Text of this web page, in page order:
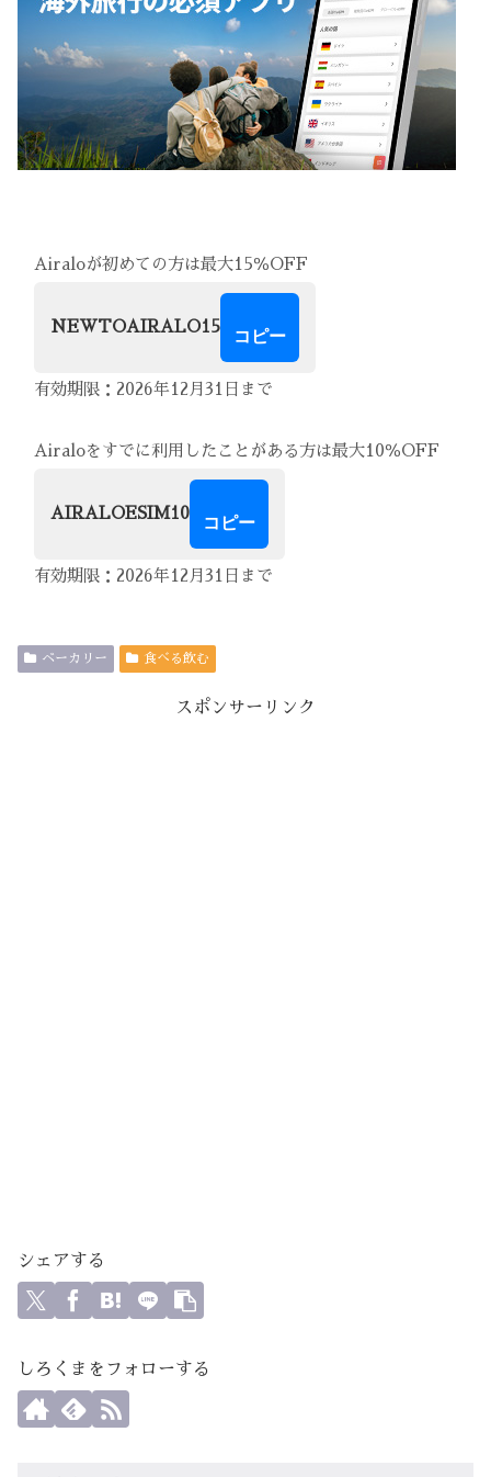
Airaloが初めての方は最大15％OFF
NEWTOAIRALO15 コピー
有効期限：2026年12月31日まで
Airaloをすでに利用したことがある方は最大10％OFF
AIRALOESIM10 コピー
有効期限：2026年12月31日まで
ベーカリー 食べる飲む
スポンサーリンク
シェアする
しろくまをフォローする